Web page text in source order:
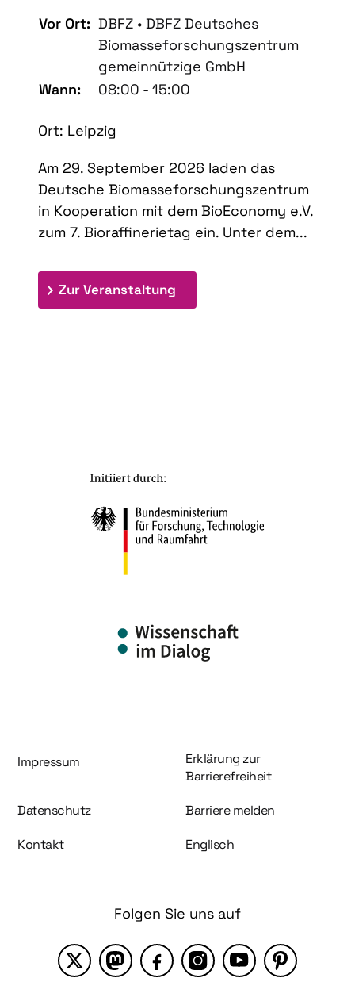
Vor Ort: DBFZ • DBFZ Deutsches
Biomasseforschungszentrum
gemeinnützige GmbH
Wann:
08:00 - 15:00
Ort: Leipzig
Am 29. September 2026 laden das
Deutsche Biomasseforschungszentrum
in Kooperation mit dem BioEconomy e.V.
zum 7. Bioraffinerietag ein. Unter dem...
Zur Veranstaltung
Information und Service
Impressum
Erklärung zur
Barrierefreiheit
Datenschutz Barriere melden
Kontakt Englisch
Folgen Sie uns auf